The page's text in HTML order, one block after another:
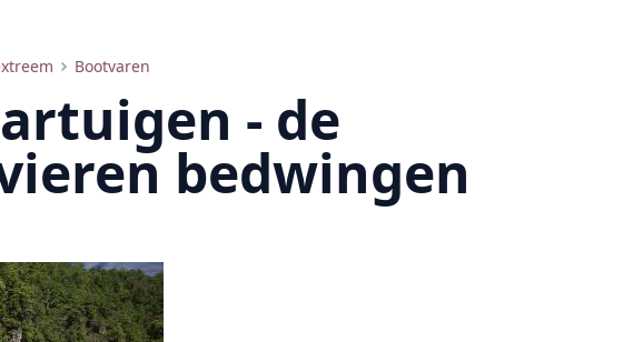
Bootvaren
- de
bedwingen